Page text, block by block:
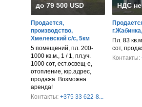
до 79 500 USD
Продается,
производство,
Хмелевский с/с, 5км
5 помещений, пл. 200-
1000 кв.м., 1 / 1, пл.уч.
1000 сот, ест.освещ-е,
отопление, юр.адрес,
продажа. Возможна
аренда!
Контакты: +375 33 622-8...
НДС
Пл. 83
сот,
Контакты: